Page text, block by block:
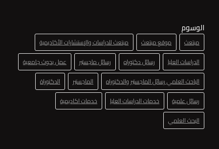
الوسوم
مبتعث موقع مبتعث
مبتعث للدراسات والإستشارات الأكاديمية
الدراسات العليا
رسائل دكتوراه رسائل ماجستير
عمل بحوث جامعية
الباحث العلمي رسائل الماجستير والدكتوراه
الماجستير
الدكتوراة
رسائل علمية
خدمات الدراسات العليا
خدمات اكاديمية
البحث العلمي